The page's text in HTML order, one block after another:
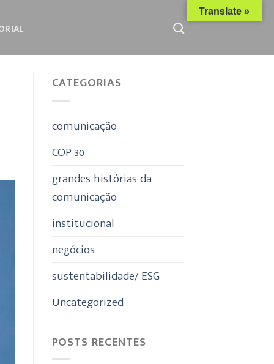
CATEGORIAS
comunicação
COP 30
grandes histórias da
comunicação
institucional
negócios
sustentabilidade/ ESG
Uncategorized
POSTS RECENTES
Translate »